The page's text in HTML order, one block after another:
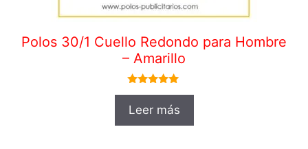
Polos 30/1 Cuello Redondo para Hombre
– Amarillo
5.00
Leer más